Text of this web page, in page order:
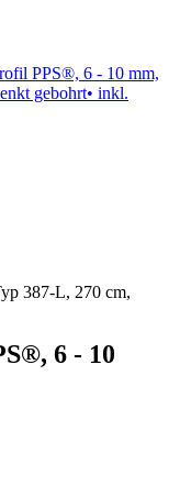
PPS®, 6 - 10 mm,
gebohrt• inkl.
387-L, 270 cm,
6 - 10